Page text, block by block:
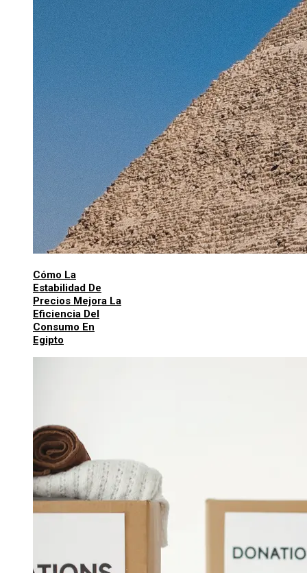
Cómo La
Estabilidad De
Precios Mejora La
Eficiencia Del
Consumo En
Egipto